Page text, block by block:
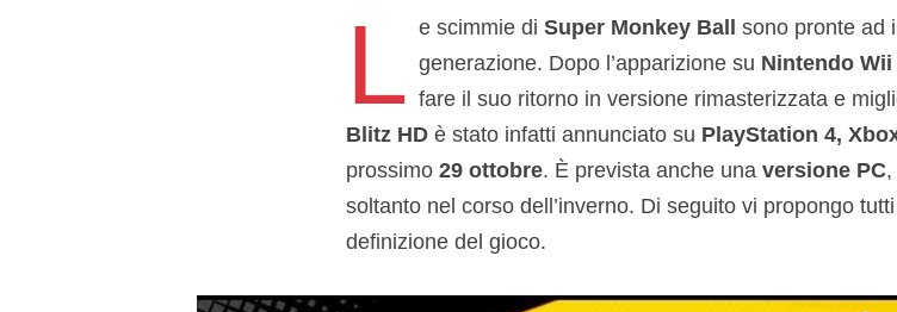
L e scimmie di Super Monkey Ball
sono pronte ad
generazione. Dopo l’apparizione su Nintendo Wii
fare il suo ritorno in versione rimasterizzata e
Blitz HDè stato infatti annunciato su PlayStation 4,
prossimo29 ottobre. È prevista anche unaversione PC,
soltanto nel corso dell’inverno. Di seguito vi propongo
definizione del gioco.